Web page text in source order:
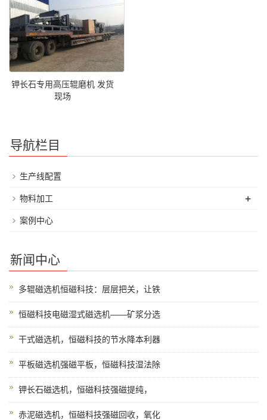
钾长石专用高压辊磨机 发货
现场
导航栏目
生产线配置
物料加工 +
案例中心
新闻中心
多辊磁选机恒磁科技：层层把关，让铁
恒磁科技电磁湿式磁选机——矿浆分选
干式磁选机，恒磁科技的节水降本利器
平板磁选机强磁平板，恒磁科技湿法除
钾长石磁选机，恒磁科技强磁提纯，
赤泥磁选机，恒磁科技强磁回收，氧化